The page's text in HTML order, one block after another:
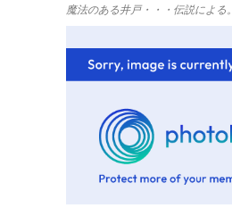
魔法のある井戸・・・伝説による。